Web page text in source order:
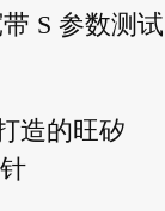
S 参数测试
造的旺矽